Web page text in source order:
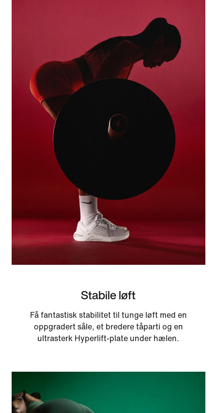
Stabile løft
Få fantastisk stabilitet til tunge løft med en
oppgradert såle, et bredere tåparti og en
ultrasterk Hyperlift-plate under hælen.